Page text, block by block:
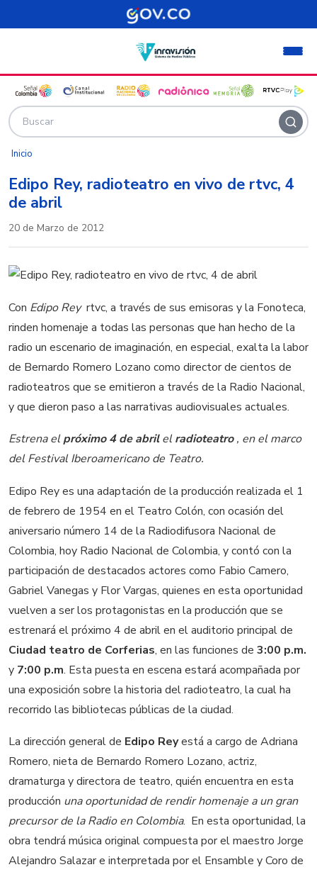
Pasar al contenido principal
Inicio
Edipo Rey, radioteatro en vivo de rtvc, 4
de abril
20 de Marzo de 2012
Con Edipo Rey rtvc, a través de sus emisoras y la Fonoteca,
rinden homenaje a todas las personas que han hecho de la
radio un escenario de imaginación, en especial, exalta la labor
de Bernardo Romero Lozano como director de cientos de
radioteatros que se emitieron a través de la Radio Nacional,
y que dieron paso a las narrativas audiovisuales actuales.
Estrena elpróximo 4 de abrilelradioteatro, en el marco
del Festival Iberoamericano de Teatro.
Edipo Rey es una adaptación de la producción realizada el 1
de febrero de 1954 en el Teatro Colón, con ocasión del
aniversario número 14 de la Radiodifusora Nacional de
Colombia, hoy Radio Nacional de Colombia, y contó con la
participación de destacados actores como Fabio Camero,
Gabriel Vanegas y Flor Vargas, quienes en esta oportunidad
vuelven a ser los protagonistas en la producción que se
estrenará el próximo 4 de abril en el auditorio principal de
Ciudad teatro de Corferias, en las funciones de 3:00 p.m.
y 7:00 p.m. Esta puesta en escena estará acompañada por
una exposición sobre la historia del radioteatro, la cual ha
recorrido las bibliotecas públicas de la ciudad.
La dirección general de Edipo Reyestá a cargo de Adriana
Romero, nieta de Bernardo Romero Lozano, actriz,
dramaturga y directora de teatro, quién encuentra en esta
producción  una oportunidad de rendir homenaje a un gran
precursor de la Radio en Colombia. En esta oportunidad, la
obra tendrá música original compuesta por el maestro Jorge
Alejandro Salazar e interpretada por el Ensamble y Coro de